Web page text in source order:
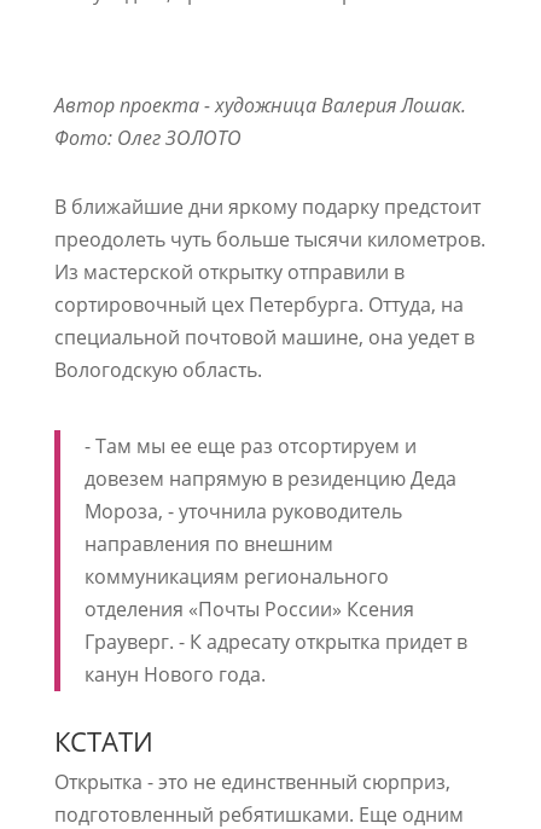
Автор проекта - художница Валерия Лошак.
Фото: Олег ЗОЛОТО
В ближайшие дни яркому подарку предстоит
преодолеть чуть больше тысячи километров.
Из мастерской открытку отправили в
сортировочный цех Петербурга. Оттуда, на
специальной почтовой машине, она уедет в
Вологодскую область.
- Там мы ее еще раз отсортируем и
довезем напрямую в резиденцию Деда
Мороза, - уточнила руководитель
направления по внешним
коммуникациям регионального
отделения «Почты России» Ксения
Грауверг. - К адресату открытка придет в
канун Нового года.
КСТАТИ
Открытка - это не единственный сюрприз,
подготовленный ребятишками. Еще одним